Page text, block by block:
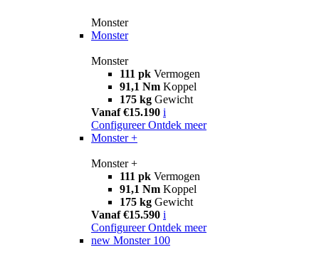
Monster
Monster
Monster
111 pk Vermogen
91,1 Nm Koppel
175 kg Gewicht
Vanaf €15.190 i
Configureer Ontdek meer
Monster +
Monster +
111 pk Vermogen
91,1 Nm Koppel
175 kg Gewicht
Vanaf €15.590 i
Configureer Ontdek meer
new Monster 100